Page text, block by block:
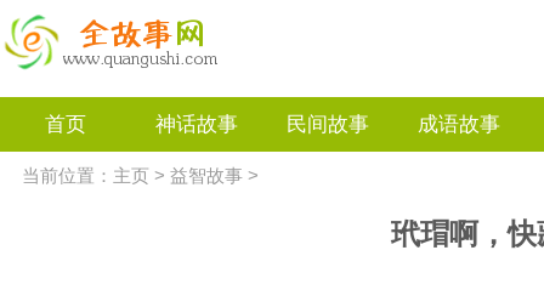
首页 神话故事 民间故事 成语故事
当前位置： 主页 > 益智故事 >
玳瑁啊，快